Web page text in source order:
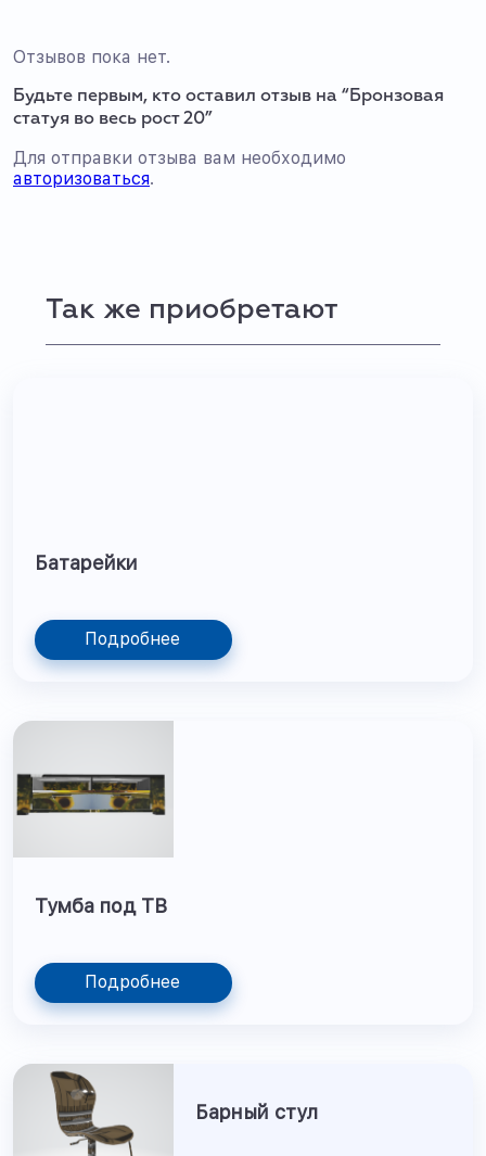
Отзывов пока нет.
Будьте первым, кто оставил отзыв на “Бронзовая
статуя во весь рост 20”
Для отправки отзыва вам необходимо
авторизоваться.
Так же приобретают
Батарейки
Подробнее
Тумба под ТВ
Подробнее
Барный стул